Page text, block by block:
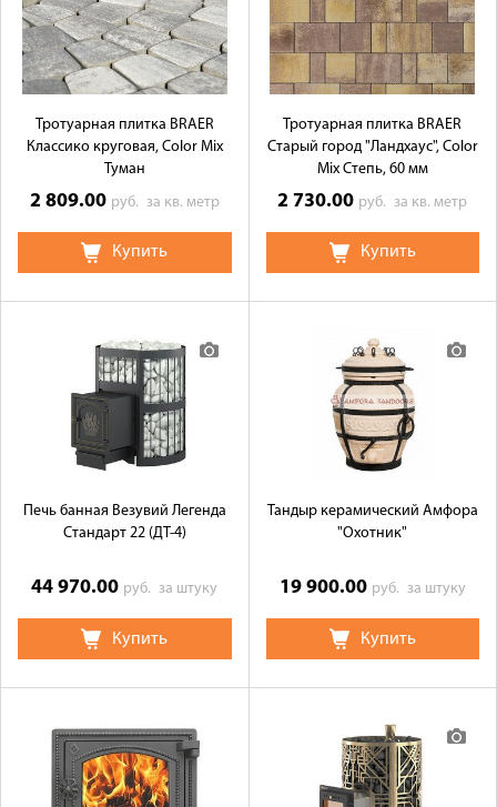
Тротуарная плитка BRAER
Классико круговая, Color Mix
Туман
2 809.00 руб. за кв. метр
Купить
Тротуарная плитка BRAER
Старый город "Ландхаус", Color
Mix Степь, 60 мм
2 730.00 руб.за кв. метр
Купить
Печь банная Везувий Легенда
Стандарт 22 (ДТ-4)
44 970.00 руб.за штуку
Купить
Тандыр керамический Амфора
"Охотник"
19 900.00 руб. за штуку
Купить